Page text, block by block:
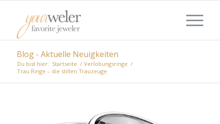
Blog - Aktuelle Neuigkeiten
Du bist hier: Startseite / Verlobungsringe /
Trau Ringe – die stillen Trauzeuge